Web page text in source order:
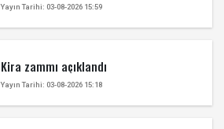
Yayın Tarihi: 03-08-2026 15:59
Kira zammı açıklandı
Yayın Tarihi: 03-08-2026 15:18